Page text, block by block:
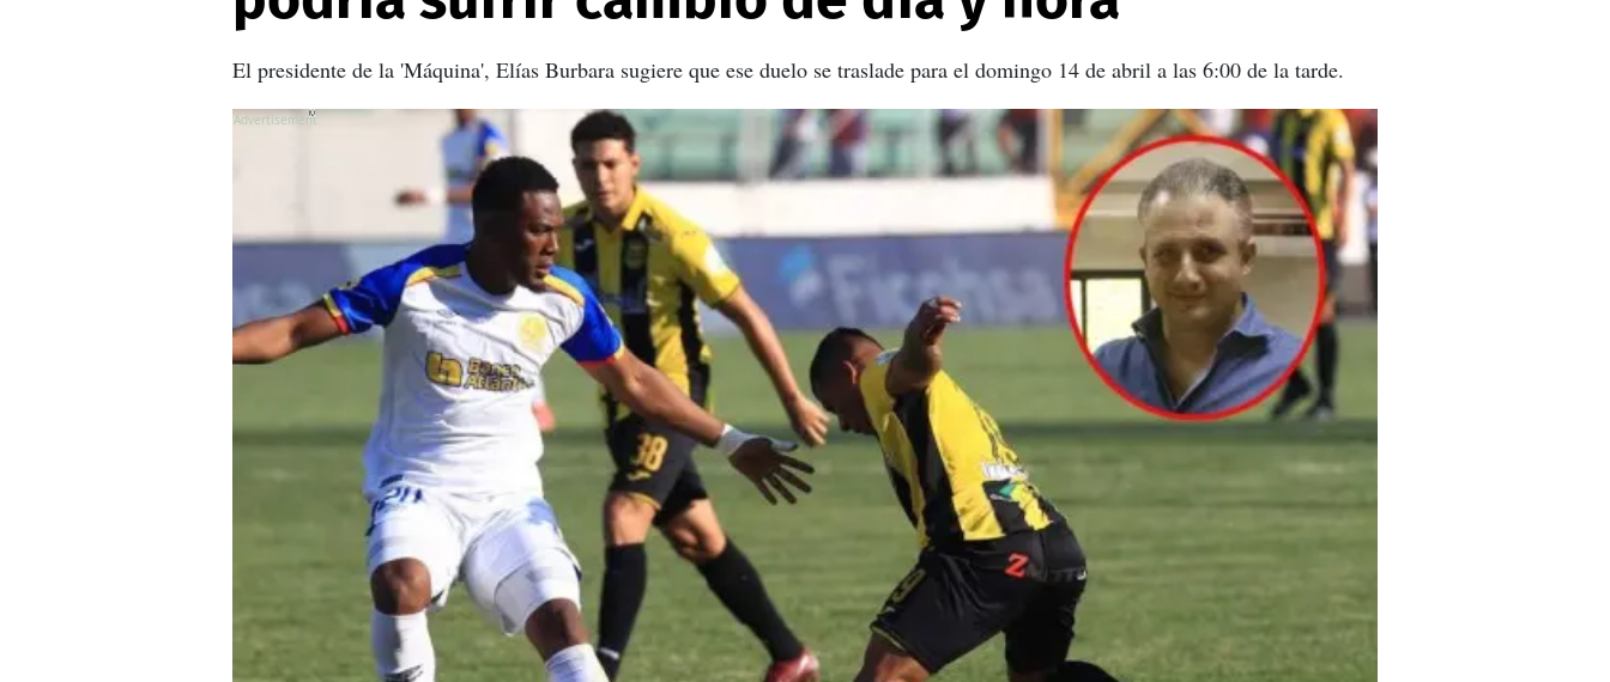
El presidente de la 'Máquina', Elías Burbara sugiere que ese duelo se traslade para el domingo 14 de abril a las 6:00 de la tarde.
X